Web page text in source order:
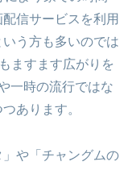
信サービスを利用
う方も多いのでは
ますます広がりを
一時の流行ではな
あります。
や「チャングムの